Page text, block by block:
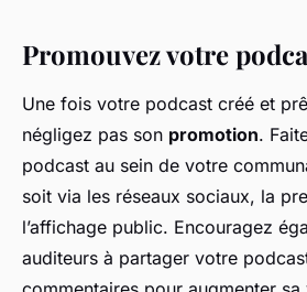
Promouvez votre
Une fois votre podcast créé et
négligez pas son promotion.
podcast au sein de votre
soit via les réseaux sociaux, la
l’affichage public. Encouragez
auditeurs à partager votre